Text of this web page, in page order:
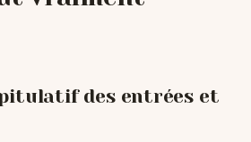
des entrées et